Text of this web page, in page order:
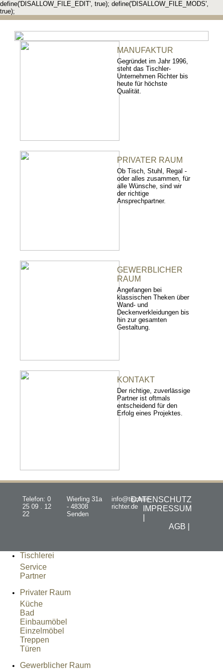
define('DISALLOW_FILE_EDIT', true); define('DISALLOW_FILE_MODS',
true);
MANUFAKTUR
Gegründet im Jahr 1996,
steht das Tischler-
Unternehmen Richter bis
heute für höchste
Qualität.
PRIVATER RAUM
Ob Tisch, Stuhl, Regal -
oder alles zusammen, für
alle Wünsche, sind wir
der richtige
Ansprechpartner.
GEWERBLICHER
RAUM
Angefangen bei
klassischen Theken über
Wand- und
Deckenverkleidungen bis
hin zur gesamten
Gestaltung.
KONTAKT
Der richtige, zuverlässige
Partner ist oftmals
entscheidend für den
Erfolg eines Projektes.
Telefon: 0
25 09 . 12
22
Wierling 31a
- 48308
Senden
info@tischler-
richter.de
DATENSCHUTZ
IMPRESSUM
AGB |
Tischlerei
Service
Partner
Privater Raum
Küche
Bad
Einbaumöbel
Einzelmöbel
Treppen
Türen
Gewerblicher Raum